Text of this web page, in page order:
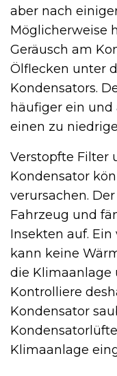
aber nach
Möglicherweise
Geräusch am
Ölflecken unter
Kondensators.
häufiger ein und
einen zu
Verstopfte Filter
Kondensator
verursachen.
Fahrzeug und
Insekten auf.
kann keine
die Klimaanlage
Kontrolliere
Kondensator
Klimaanlage